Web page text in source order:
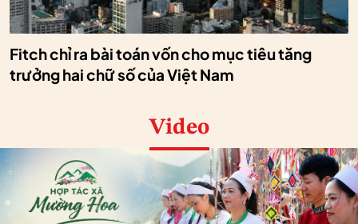
Fitch chỉ ra bài toán vốn cho mục tiêu tăng
trưởng hai chữ số của Việt Nam
Video